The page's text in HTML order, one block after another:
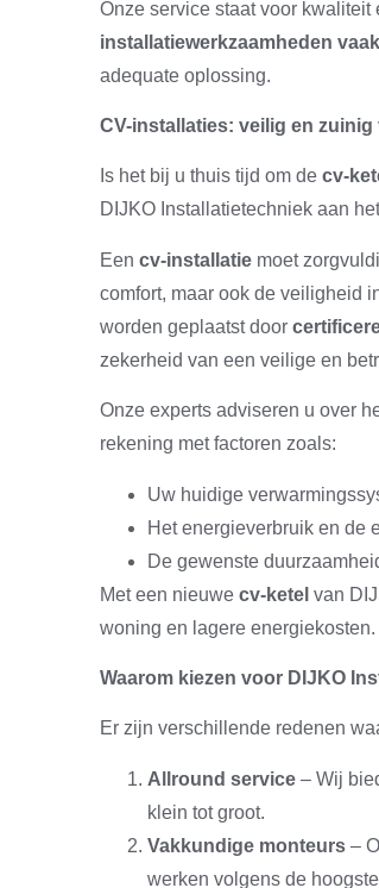
Onze service staat voor
installatiewerkzaamheden
adequate oplossing.
CV-installaties: veilig en zuinig
Is het bij u thuis tijd om de cv-
DIJKO Installatietechniek aan
Een cv-installatie moet
comfort, maar ook de veiligheid
worden geplaatst door
zekerheid van een veilige en
Onze experts adviseren u over
rekening met factoren zoals:
Uw huidige
Het energieverbruik en de
De gewenste
Met een nieuwe cv-ketel van
woning en lagere energiekosten.
Waarom kiezen voor DIJKO
Er zijn verschillende redenen
Allround service – Wij
klein tot groot.
Vakkundige monteurs –
werken volgens de